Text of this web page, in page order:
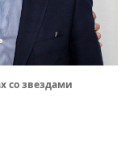
со звездами